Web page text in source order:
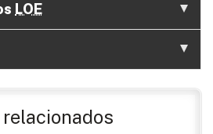
LOE